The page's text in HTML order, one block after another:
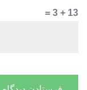
13 + 3 =